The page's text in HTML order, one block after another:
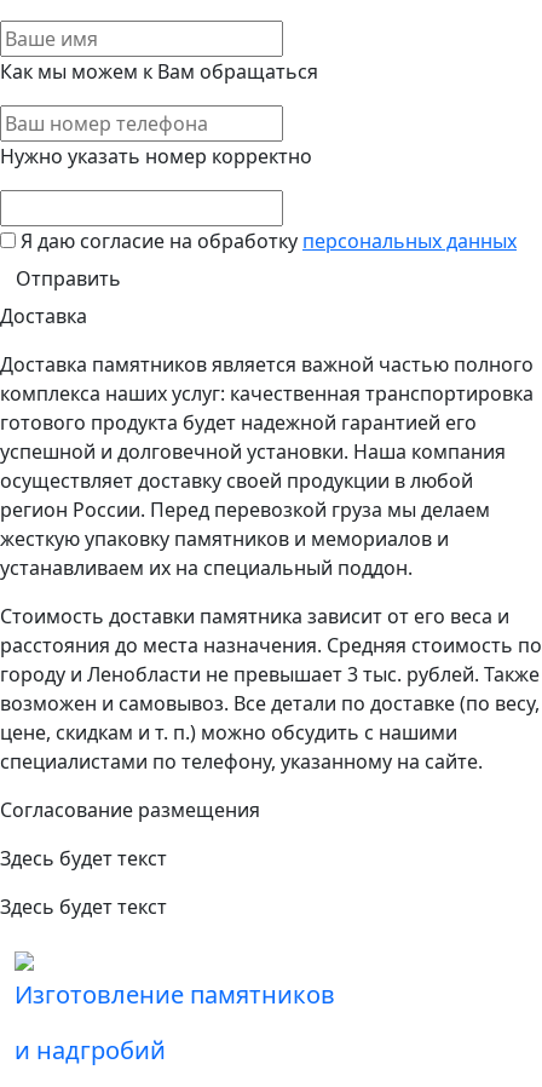
Как мы можем к Вам обращаться
Нужно указать номер корректно
Я даю согласие на обработку персональных данных
Доставка
Доставка памятников является важной частью полного
комплекса наших услуг: качественная транспортировка
готового продукта будет надежной гарантией его
успешной и долговечной установки. Наша компания
осуществляет доставку своей продукции в любой
регион России. Перед перевозкой груза мы делаем
жесткую упаковку памятников и мемориалов и
устанавливаем их на специальный поддон.
Стоимость доставки памятника зависит от его веса и
расстояния до места назначения. Средняя стоимость по
городу и Ленобласти не превышает 3 тыс. рублей. Также
возможен и самовывоз. Все детали по доставке (по весу,
цене, скидкам и т. п.) можно обсудить с нашими
специалистами по телефону, указанному на сайте.
Согласование размещения
Здесь будет текст
Здесь будет текст
Изготовление памятников
и надгробий